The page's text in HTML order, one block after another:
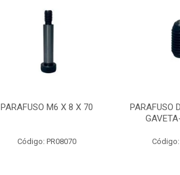
PARAFUSO M6 X 8 X 70
Código: PR08070
PARAFUSO
Código: